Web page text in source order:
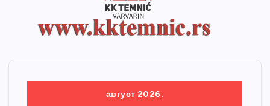
август 2026.